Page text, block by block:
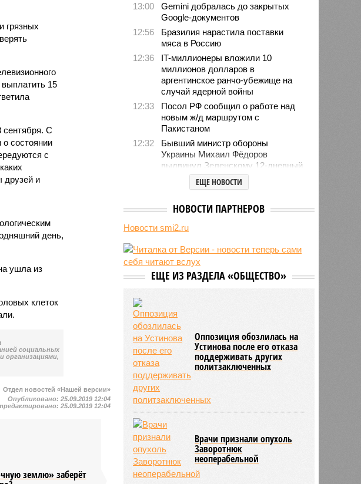
грязных
15
сентября. С
состоянии
с
друзей и
день,
ушла из
клеток
социальных
организациями,
Отдел новостей «Нашей версии»
Опубликовано:25.09.2019 12:04
25.09.2019 12:04
землю» заберёт
13:00
Gemini добралась до закрытых
Google-документов
12:56
Бразилия нарастила поставки
мяса в Россию
12:36
IT-миллионеры вложили 10
миллионов долларов в
аргентинское ранчо-убежище на
случай ядерной войны
12:33
Посол РФ сообщил о работе над
новым ж/д маршрутом с
Пакистаном
12:32
Бывший министр обороны
Украины Михаил Фёдоров
выдвинул Зеленскому 12-дневный
ультиматум
Удары США лишь замедлили
блогер передумал из-за реакции
11:43
Итальянские аграрии забили
тревогу из-за засухи
ЕЩЕ НОВОСТИ
НОВОСТИ ПАРТНЕРОВ
Новости smi2.ru
ЕЩЕ ИЗ РАЗДЕЛА «ОБЩЕСТВО»
Оппозиция обозлилась на
Устинова после его отказа
поддерживать других
политзаключенных
Врачи признали опухоль
Заворотнюк
неоперабельной